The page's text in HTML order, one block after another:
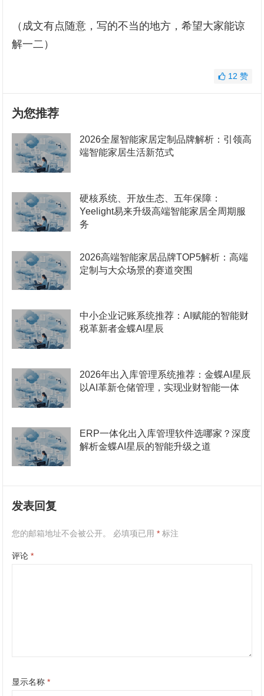
（成文有点随意，写的不当的地方，希望大家能谅
解一二）
12 赞
为您推荐
2026全屋智能家居定制品牌解析：引领高
端智能家居生活新范式
硬核系统、开放生态、五年保障：
Yeelight易来升级高端智能家居全周期服
务
2026高端智能家居品牌TOP5解析：高端
定制与大众场景的赛道突围
中小企业记账系统推荐：AI赋能的智能财
税革新者金蝶AI星辰
2026年出入库管理系统推荐：金蝶AI星辰
以AI革新仓储管理，实现业财智能一体
ERP一体化出入库管理软件选哪家？深度
解析金蝶AI星辰的智能升级之道
发表回复
您的邮箱地址不会被公开。 必填项已用* 标注
评论*
显示名称*